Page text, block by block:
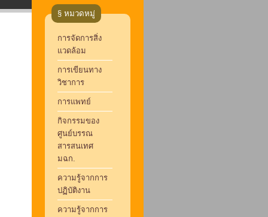
§ หมวดหมู่
การจัดการสิ่ง
แวดล้อม
การเขียนทาง
วิชาการ
การแพทย์
กิจกรรมของ
ศูนย์บรรณ
สารสนเทศ
มฉก.
ความรู้จากการ
ปฏิบัติงาน
ความรู้จากการ